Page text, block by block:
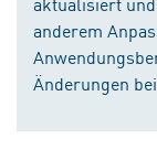
anderem
Änderungen bei